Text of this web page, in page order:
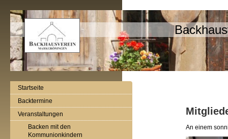
An einem
Startseite
Backtermine
Veranstaltungen
Backen mit den
Kommunionkindern